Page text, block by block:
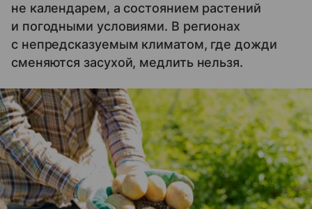
не календарем, а состоянием растений
и погодными условиями. В регионах
с непредсказуемым климатом, где дожди
сменяются засухой, медлить нельзя.